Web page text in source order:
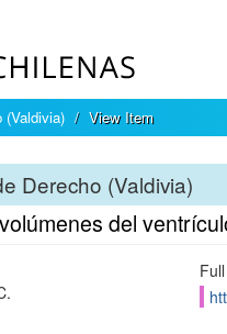
(Valdivia) View Item
Derecho (Valdivia)
del